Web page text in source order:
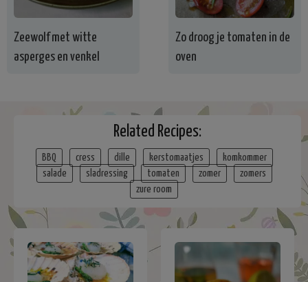
Zeewolf met witte
asperges en venkel
Zo droog je tomaten in de
oven
Related Recipes:
BBQ cress dille kerstomaatjes
komkommer
salade
sladressing tomaten zomer
zomers
zure room